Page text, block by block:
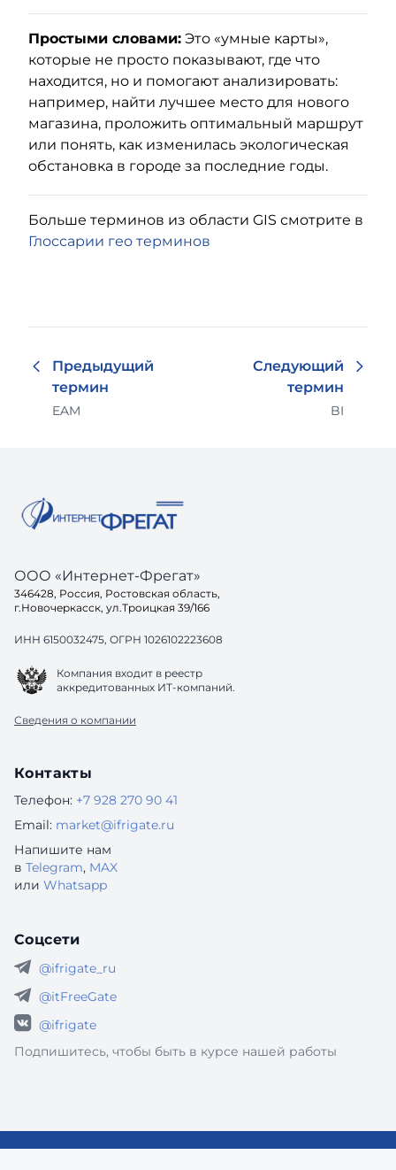
Простыми словами: Это «умные карты»,
которые не просто показывают, где что
находится, но и помогают анализировать:
например, найти лучшее место для нового
магазина, проложить оптимальный маршрут
или понять, как изменилась экологическая
обстановка в городе за последние годы.
Больше терминов из области GIS смотрите в
Глоссарии гео терминов
Предыдущий
термин
EAM
Следующий
термин
BI
ООО «Интернет-Фрегат»
346428, Россия, Ростовская область,
г.Новочеркасск, ул.Троицкая 39/166
ИНН 6150032475, ОГРН 1026102223608
Компания входит в реестр
аккредитованных ИТ-компаний.
Сведения о компании
Контакты
Телефон: +7 928 270 90 41
Email: market@ifrigate.ru
Напишите нам
в Telegram, MAX
или Whatsapp
Соцсети
@ifrigate_ru
@itFreeGate
@ifrigate
Подпишитесь, чтобы быть в курсе нашей работы